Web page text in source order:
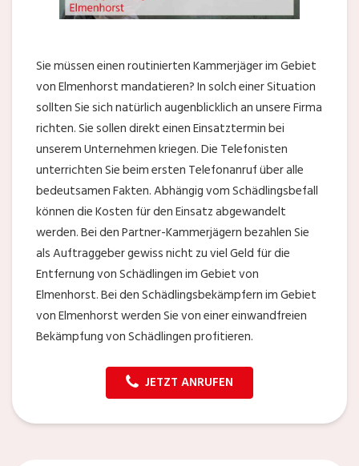
Sie müssen einen routinierten Kammerjäger im Gebiet
von Elmenhorst mandatieren? In solch einer Situation
sollten Sie sich natürlich augenblicklich an unsere Firma
richten. Sie sollen direkt einen Einsatztermin bei
unserem Unternehmen kriegen. Die Telefonisten
unterrichten Sie beim ersten Telefonanruf über alle
bedeutsamen Fakten. Abhängig vom Schädlingsbefall
können die Kosten für den Einsatz abgewandelt
werden. Bei den Partner-Kammerjägern bezahlen Sie
als Auftraggeber gewiss nicht zu viel Geld für die
Entfernung von Schädlingen im Gebiet von
Elmenhorst. Bei den Schädlingsbekämpfern im Gebiet
von Elmenhorst werden Sie von einer einwandfreien
Bekämpfung von Schädlingen profitieren.
JETZT ANRUFEN